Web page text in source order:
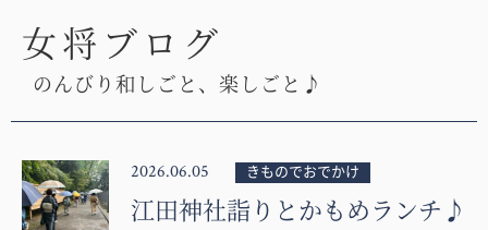
女将ブログ
のんびり和しごと、楽しごと♪
2026.06.05 きものでおでかけ
江田神社詣りとかもめランチ♪